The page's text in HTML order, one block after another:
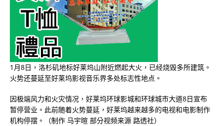
1月8日，洛杉矶地标好莱坞山附近燃起大火，已经烧毁多所建筑。
火势还蔓延至好莱坞影视音乐界多处标志性地点。
因极端风力和火灾情况，好莱坞环球影城和环球城市大道8日宣布
暂停营业。此前随着火势蔓延，好莱坞越来越多的电视和电影制作
机构停摆。（制作 马宇暄 部分视频来源 路透社）